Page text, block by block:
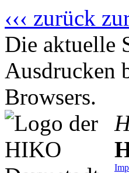
‹‹‹ zurück
Die aktuelle
Ausdrucken
Browsers.